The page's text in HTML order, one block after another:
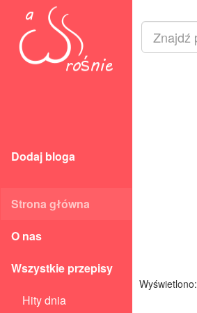
Dodaj bloga
Strona główna
O nas
Wszystkie przepisy
Hity dnia
Wyświetlono: